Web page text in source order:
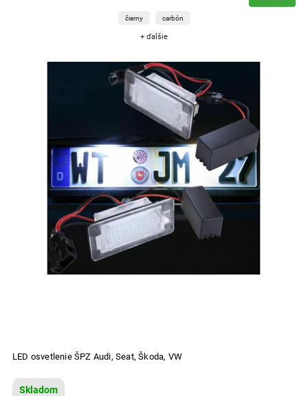
čierny carbón
+ ďalšie
LED osvetlenie ŠPZ Audi, Seat, Škoda, VW
Skladom